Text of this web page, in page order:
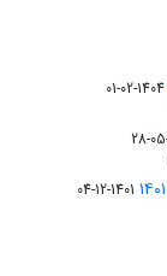
1404-02-01
1401-12-04